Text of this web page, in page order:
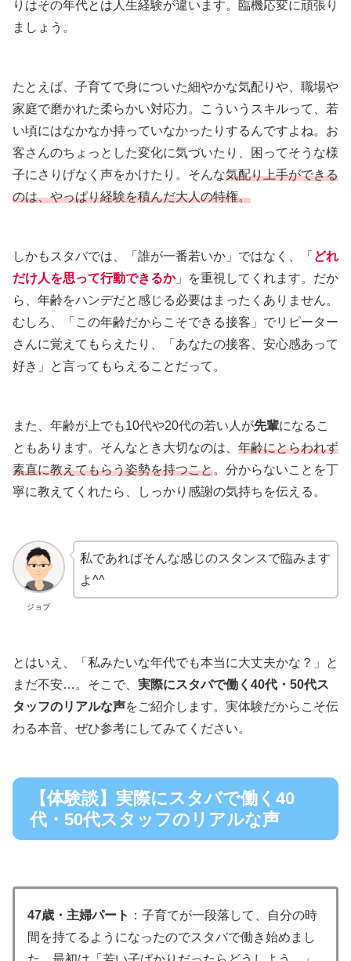
りはその年代とは人生経験が違います。臨機応変に頑張り
ましょう。
たとえば、子育てで身についた細やかな気配りや、職場や
家庭で磨かれた柔らかい対応力。こういうスキルって、若
い頃にはなかなか持っていなかったりするんですよね。お
客さんのちょっとした変化に気づいたり、困ってそうな様
子にさりげなく声をかけたり。そんな気配り上手ができる
のは、やっぱり経験を積んだ大人の特権。
しかもスタバでは、「誰が一番若いか」ではなく、「 どれ
だけ人を思って行動できるか」を重視してくれます。だか
ら、年齢をハンデだと感じる必要はまったくありません。
むしろ、「この年齢だからこそできる接客」でリピーター
さんに覚えてもらえたり、「あなたの接客、安心感あって
好き」と言ってもらえることだって。
また、年齢が上でも10代や20代の若い人が先輩になるこ
ともあります。そんなとき大切なのは、 年齢にとらわれず
素直に教えてもらう姿勢を持つこと。分からないことを丁
寧に教えてくれたら、しっかり感謝の気持ちを伝える。
ジョブ
私であればそんな感じのスタンスで臨みます
よ^^
とはいえ、「私みたいな年代でも本当に大丈夫かな？」と
まだ不安…。そこで、 実際にスタバで働く40代・50代ス
タッフのリアルな声をご紹介します。実体験だからこそ伝
わる本音、ぜひ参考にしてみてください。
【体験談】実際にスタバで働く40
代・50代スタッフのリアルな声
47歳・主婦パート ：子育てが一段落して、自分の時
間を持てるようになったのでスタバで働き始めまし